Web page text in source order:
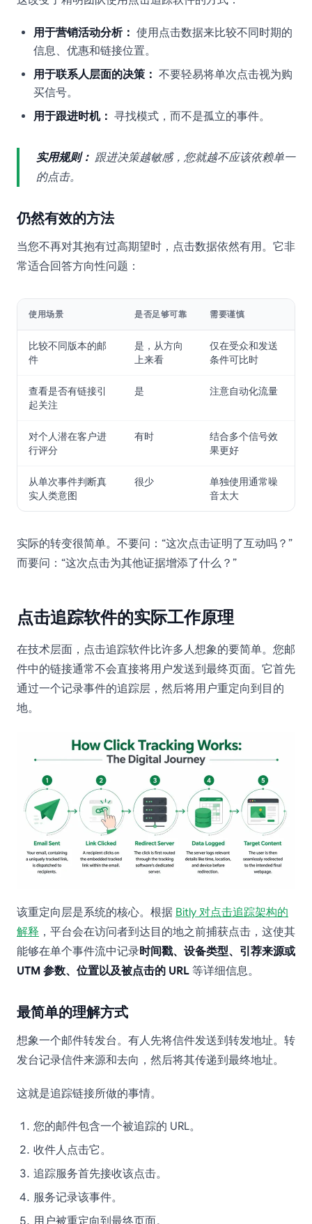
用于营销活动分析： 使用点击数据来比较不同时期的
信息、优惠和链接位置。
用于联系人层面的决策： 不要轻易将单次点击视为购
买信号。
用于跟进时机： 寻找模式，而不是孤立的事件。
实用规则： 跟进决策越敏感，您就越不应该依赖单一
的点击。
仍然有效的方法
当您不再对其抱有过高期望时，点击数据依然有用。它非
常适合回答方向性问题：
使用场景 是否足够可靠 需要谨慎
比较不同版本的邮
件
是，从方向
上来看
仅在受众和发送
条件可比时
查看是否有链接引
起关注
是 注意自动化流量
对个人潜在客户进
行评分
有时
结合多个信号效
果更好
从单次事件判断真
实人类意图
很少
单独使用通常噪
音太大
实际的转变很简单。不要问：“这次点击证明了互动吗？”
而要问：“这次点击为其他证据增添了什么？”
点击追踪软件的实际工作原理
在技术层面，点击追踪软件比许多人想象的要简单。您邮
件中的链接通常不会直接将用户发送到最终页面。它首先
通过一个记录事件的追踪层，然后将用户重定向到目的
地。
该重定向层是系统的核心。根据 Bitly 对点击追踪架构的
解释 ，平台会在访问者到达目的地之前捕获点击，这使其
能够在单个事件流中记录时间戳、设备类型、引荐来源或
UTM 参数、位置以及被点击的 URL 等详细信息。
最简单的理解方式
想象一个邮件转发台。有人先将信件发送到转发地址。转
发台记录信件来源和去向，然后将其传递到最终地址。
这就是追踪链接所做的事情。
您的邮件包含一个被追踪的 URL。
收件人点击它。
追踪服务首先接收该点击。
服务记录该事件。
用户被重定向到最终页面。